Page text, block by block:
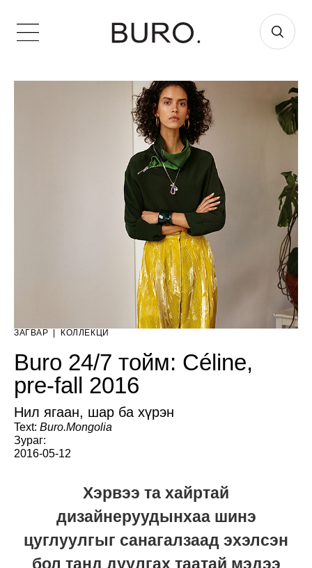
ЗАГВАР КОЛЛЕКЦИ
Buro 24/7 тойм: Céline,
pre-fall 2016
Нил ягаан, шар ба хүрэн
Text: Buro.Mongolia
Зураг:
2016-05-12
Хэрвээ та хайртай
дизайнеруудынхаа шинэ
цуглуулгыг санагалзаад эхэлсэн
бол танд дуулгах таатай мэдээ